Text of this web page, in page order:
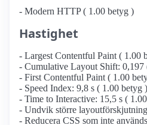
- Modern HTTP ( 1.00 betyg )
Hastighet
- Largest Contentful Paint ( 1.00
- Cumulative Layout Shift: 0,197
- First Contentful Paint ( 1.00
- Speed Index: 9,8 s ( 1.00 betyg )
- Time to Interactive: 15,5 s (
- Undvik större
- Reducera CSS som inte